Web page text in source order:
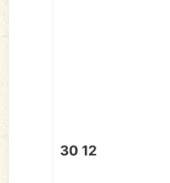
30 12